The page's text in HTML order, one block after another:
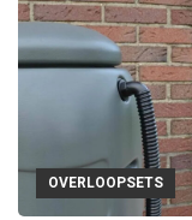
OVERLOOPSETS